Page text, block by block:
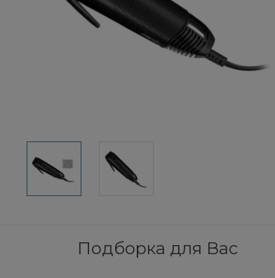
Подборка для Вас